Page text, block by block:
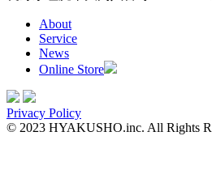
About
Service
News
Online Store
Privacy Policy
© 2023 HYAKUSHO.inc. All Rights